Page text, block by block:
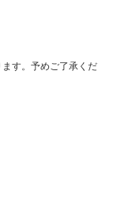
す。予めご了承くだ